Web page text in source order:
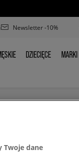
Newsletter -10%
DZIECIĘCE
DZIECIĘCE MARKI
MARKI
Twoje dane